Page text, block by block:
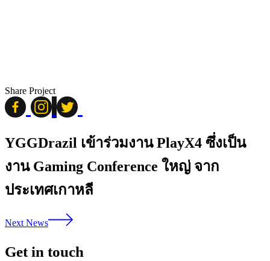
Share Project
YGGDrazil เข้าร่วมงาน PlayX4 ซึ่งเป็น
งาน Gaming Conference ใหญ่ จาก
ประเทศเกาหลี
Next News
Get in touch